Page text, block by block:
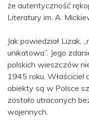
że autentyczność
Literatury im. A.
Jak powiedział Lizak,
unikatowa”. Jego
polskich wieszczów
1945 roku. Właściciel
obiekty są w Polsce
zostało utraconych
wojennych.